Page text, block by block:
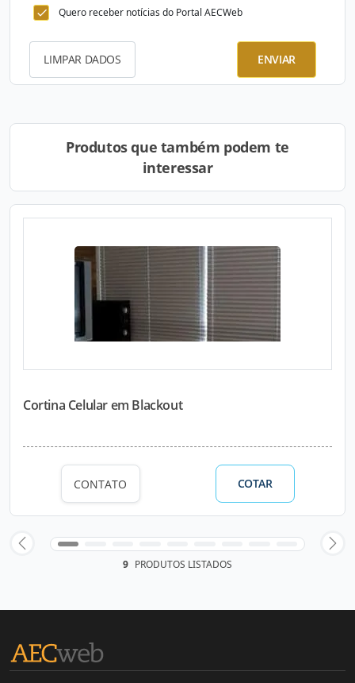
Quero receber notícias do Portal AECWeb
LIMPAR DADOS ENVIAR
Produtos que também podem te
interessar
Cortina Celular em Blackout
CONTATO COTAR
9 PRODUTOS LISTADOS